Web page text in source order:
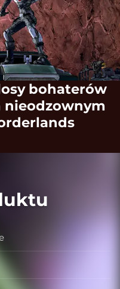
bohaterów
nieodzownym